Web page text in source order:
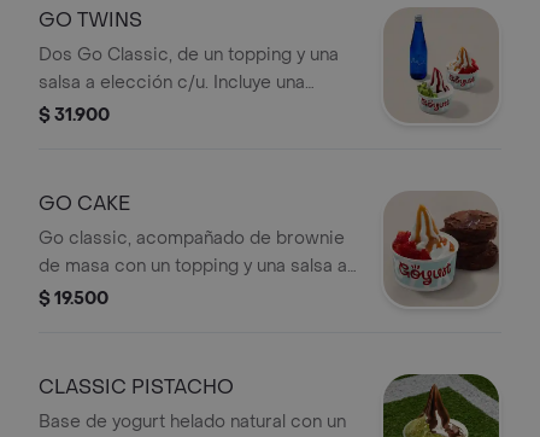
GO TWINS
Dos Go Classic, de un topping y una
salsa a elección c/u. Incluye una
botella de agua.
$ 31.900
GO CAKE
Go classic, acompañado de brownie
de masa con un topping y una salsa a
elección.
$ 19.500
CLASSIC PISTACHO
Base de yogurt helado natural con un